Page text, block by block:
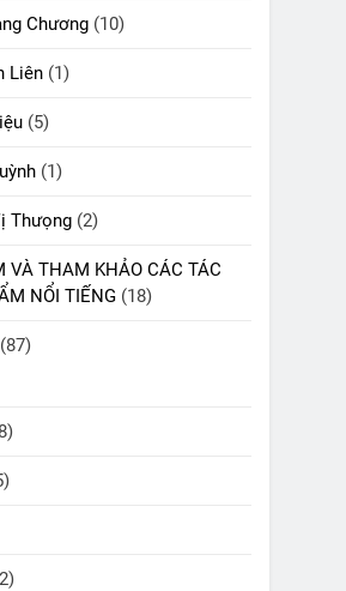
Chương (10)
Liên (1)
(5)
(1)
Thưọng (2)
VÀ THAM KHẢO CÁC TÁC
NỔI TIẾNG (18)
(87)